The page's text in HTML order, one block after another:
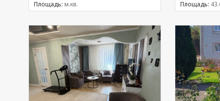
Площадь: м.кв. Площадь: